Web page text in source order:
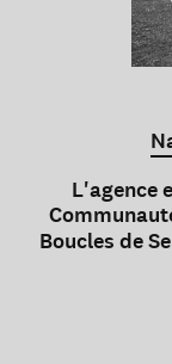
L'agence
Boucles de